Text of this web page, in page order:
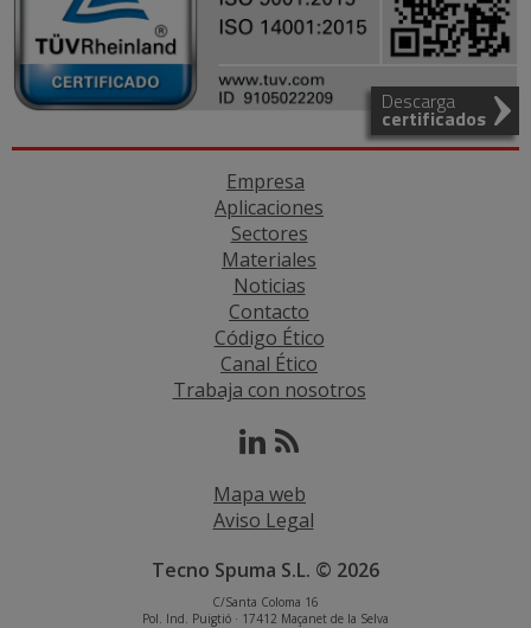
Descarga
certificados
Empresa
Aplicaciones
Sectores
Materiales
Noticias
Contacto
Código Ético
Canal Ético
Trabaja con nosotros
Mapa web
Aviso Legal
Tecno Spuma S.L. © 2026
C/Santa Coloma 16
Pol. Ind. Puigtió · 17412 Maçanet de la Selva